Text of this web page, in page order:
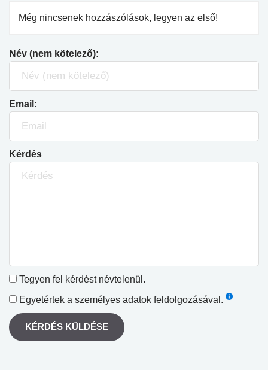
Még nincsenek hozzászólások, legyen az első!
Név (nem kötelező):
Email:
Kérdés
Tegyen fel kérdést névtelenül.
Egyetértek a személyes adatok feldolgozásával .
KÉRDÉS KÜLDÉSE